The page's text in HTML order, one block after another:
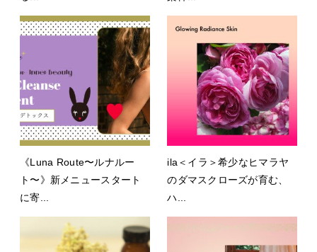
《Luna Route〜ルナルー
ト〜》新メニュースタート
に寄...
ila＜イラ＞希少なヒマラヤ
のダマスクローズが育む、
ハ...